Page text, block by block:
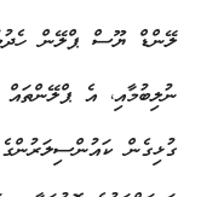
ލޭންޑް ޔޫސް ޕްލޭން
ނުލިބުމާއި، އެ
ގުޅިގެން